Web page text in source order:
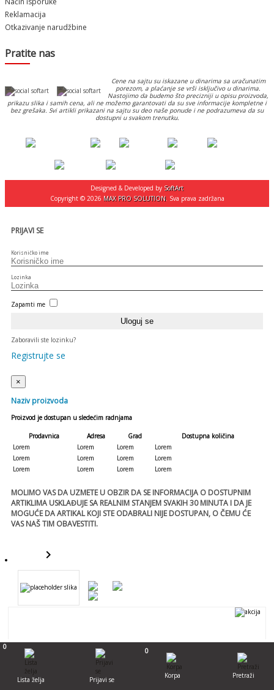
0
Lista želja Prijavi se
0
Korpa Pretraži
Reklamacija
Otkazivanje narudžbine
Pratite nas
Cene na sajtu su iskazane u dinarima sa uračunatim
porezom, a plaćanje se vrši isključivo u dinarima.
Nastojimo da budemo što precizniji u opisu proizvoda,
prikazu slika i samih cena, ali ne možemo garantovati da su sve informacije kompletne i
bez grešaka. Svi artikli prikazani na sajtu su deo naše ponude i ne podrazumeva da su
dostupni u svakom trenutku.
Designed & Developed by SoftArt
Copyright © 2026 MAX PRO SOLUTION. Sva prava zadržana
PRIJAVI SE
Korisničko ime
Lozinka
Zapamti me
Zaboravili ste lozinku?
Registrujte se
×
Naziv proizvoda
Proizvod je dostupan u sledećim radnjama
Prodavnica Adresa Grad
Dostupna količina
Lorem
Lorem Lorem
Lorem
Lorem
Lorem Lorem
Lorem
Lorem
Lorem Lorem Lorem
MOLIMO VAS DA UZMETE U OBZIR DA SE INFORMACIJA O DOSTUPNIM
ARTIKLIMA USKLAĐUJE SA REALNIM STANJEM SVAKIH 30 MINUTA I DA JE
MOGUĆE DA ARTIKAL KOJI STE ODABRALI NIJE DOSTUPAN, O ČEMU ĆE
VAS NAŠ TIM OBAVESTITI.
keyboard_arrow_right
template
Template